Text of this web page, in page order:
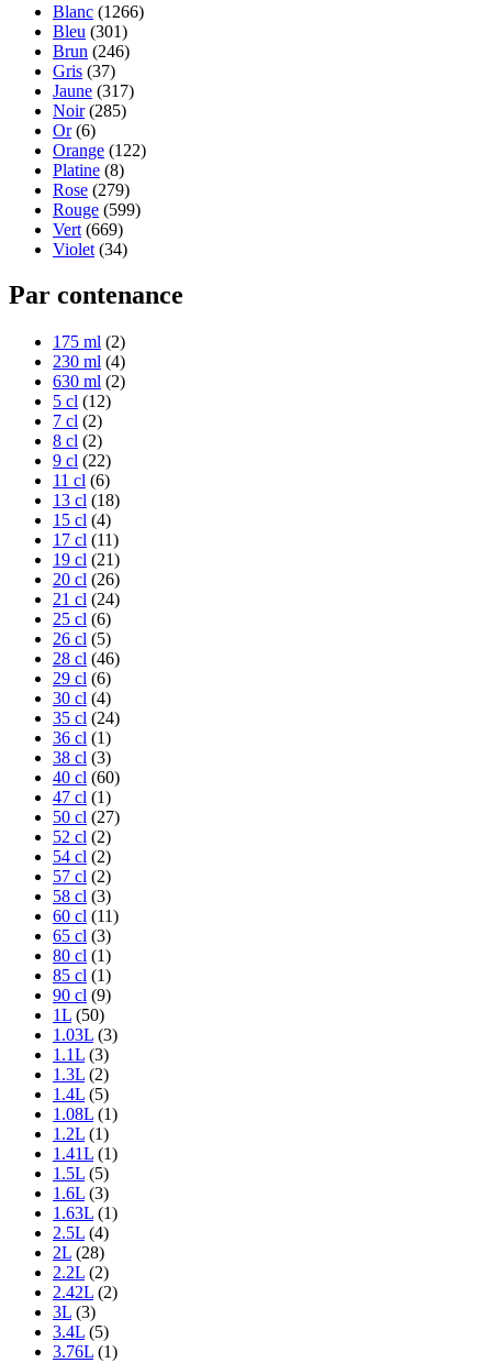
Blanc (1266)
Bleu (301)
Brun (246)
Gris (37)
Jaune (317)
Noir (285)
Or (6)
Orange (122)
Platine (8)
Rose (279)
Rouge (599)
Vert (669)
Violet (34)
Par contenance
175 ml (2)
230 ml (4)
630 ml (2)
5 cl (12)
7 cl (2)
8 cl (2)
9 cl (22)
11 cl (6)
13 cl (18)
15 cl (4)
17 cl (11)
19 cl (21)
20 cl (26)
21 cl (24)
25 cl (6)
26 cl (5)
28 cl (46)
29 cl (6)
30 cl (4)
35 cl (24)
36 cl (1)
38 cl (3)
40 cl (60)
47 cl (1)
50 cl (27)
52 cl (2)
54 cl (2)
57 cl (2)
58 cl (3)
60 cl (11)
65 cl (3)
80 cl (1)
85 cl (1)
90 cl (9)
1L (50)
1.03L (3)
1.1L (3)
1.3L (2)
1.4L (5)
1.08L (1)
1.2L (1)
1.41L (1)
1.5L (5)
1.6L (3)
1.63L (1)
2.5L (4)
2L (28)
2.2L (2)
2.42L (2)
3L (3)
3.4L (5)
3.76L (1)